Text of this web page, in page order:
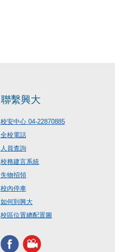
聯繫興大
校安中心 04-22870885
全校電話
人員查詢
校務建言系統
失物招領
校內停車
如何到興大
校區位置總配置圖